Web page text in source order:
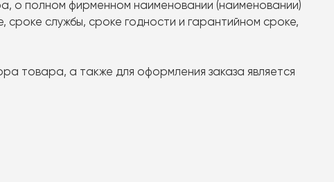
о полном фирменном наименовании (наименовании)
службы, сроке годности и гарантийном сроке,
товара, а также для оформления заказа является